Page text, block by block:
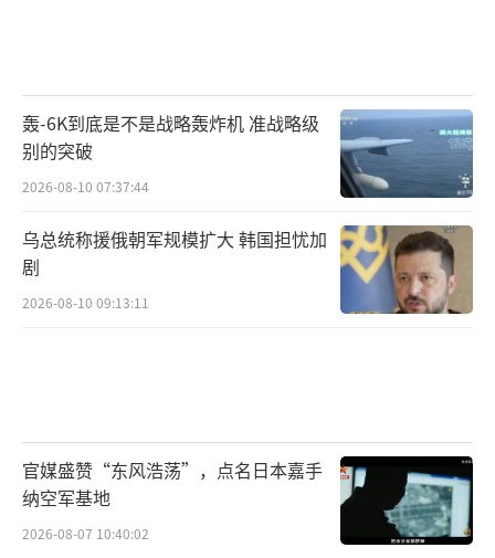
轰-6K到底是不是战略轰炸机 准战略级
别的突破
2026-08-10 07:37:44
乌总统称援俄朝军规模扩大 韩国担忧加
剧
2026-08-10 09:13:11
官媒盛赞“东风浩荡”，点名日本嘉手
纳空军基地
2026-08-07 10:40:02